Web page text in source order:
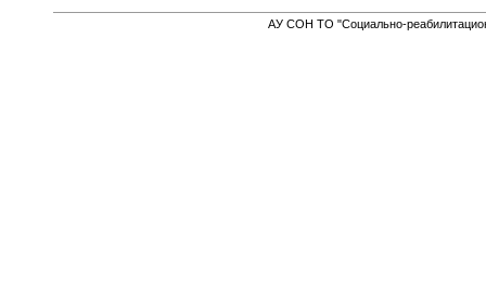
АУ СОН ТО "Социально-